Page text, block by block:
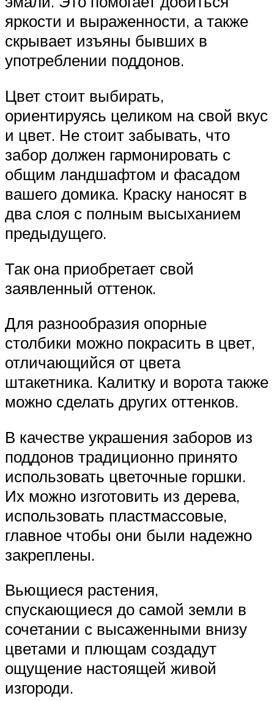
яркости и выраженности, а также
скрывает изъяны бывших в
употреблении поддонов.
Цвет стоит выбирать,
ориентируясь целиком на свой вкус
и цвет. Не стоит забывать, что
забор должен гармонировать с
общим ландшафтом и фасадом
вашего домика. Краску наносят в
два слоя с полным высыханием
предыдущего.
Так она приобретает свой
заявленный оттенок.
Для разнообразия опорные
столбики можно покрасить в цвет,
отличающийся от цвета
штакетника. Калитку и ворота также
можно сделать других оттенков.
В качестве украшения заборов из
поддонов традиционно принято
использовать цветочные горшки.
Их можно изготовить из дерева,
использовать пластмассовые,
главное чтобы они были надежно
закреплены.
Вьющиеся растения,
спускающиеся до самой земли в
сочетании с высаженными внизу
цветами и плющам создадут
ощущение настоящей живой
изгороди.